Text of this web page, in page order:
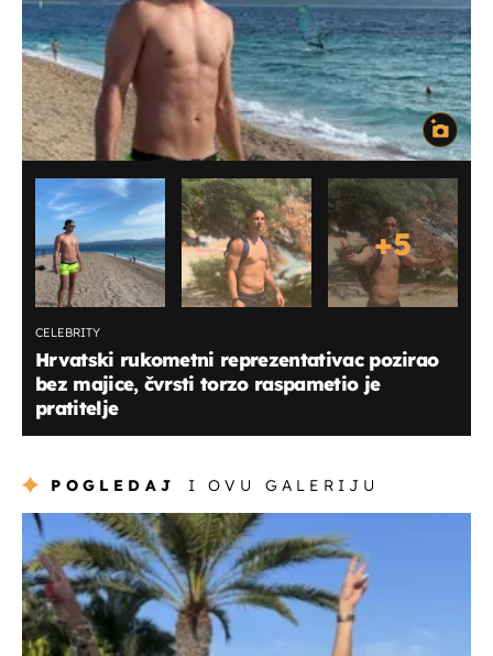
+5
CELEBRITY
Hrvatski rukometni reprezentativac pozirao
bez majice, čvrsti torzo raspametio je
pratitelje
POGLEDAJ I OVU GALERIJU